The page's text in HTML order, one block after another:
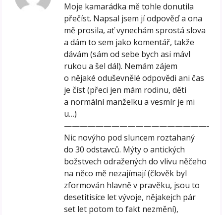
Moje kamarádka mě tohle donutila
přečíst. Napsal jsem jí odpověď a ona
mě prosila, ať vynechám sprostá slova
a dám to sem jako komentář, takže
dávám (sám od sebe bych asi mávl
rukou a šel dál). Nemám zájem
o nějaké oduševnělé odpovědi ani čas
je číst (přeci jen mám rodinu, děti
a normální manželku a vesmír je mi
u…)
——————————————————-
Nic novýho pod sluncem roztahaný
do 30 odstavců. Mýty o antických
božstvech odražených do vlivu něčeho
na něco mě nezajímají (člověk byl
zformován hlavně v pravěku, jsou to
desetitisíce let vývoje, nějakejch pár
set let potom to fakt nezmění),